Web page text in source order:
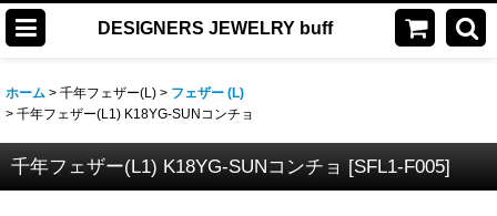
DESIGNERS JEWELRY buff
ホーム > 千年フェザー(L) > フェザー (L)
> 千年フェザー(L1) K18YG-SUNコンチョ
千年フェザー(L1) K18YG-SUNコンチョ [SFL1-F005]